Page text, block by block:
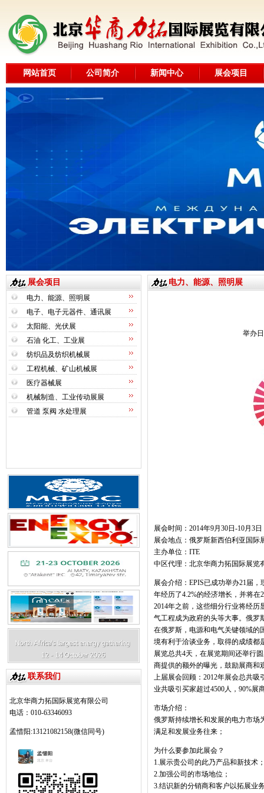
网站首页 公司简介 新闻中心 展会项目
展会项目
电力、能源、照明展
电子、电子元器件、通讯展
太阳能、光伏展
石油 化工、工业展
纺织品及纺织机械展
工程机械、矿山机械展
医疗器械展
机械制造、工业传动展展
管道 泵阀 水处理展
联系我们
北京华商力拓国际展览有限公司
电话：010-63346093
孟惜阳:13121082158(微信同号)
电力、能源、照明展
举办
展会时间： 2014年9月 30日 -10月 3日
展会地点： 俄罗斯新西伯利亚国际
主办单位： ITE
中区代理： 北京华商力拓国际展览
展会介绍： EPIS已成功举办21届，
年经历了4.2%的经济增长，并将在
2014年之前，这些细分行业将经历
气工程成为政府的头等大事。俄罗
在俄罗斯，电源和电气关键领域的
境有利于洽谈业务，取得的成绩都
展览总共4天，在展览期间还举行
商提供的额外的曝光，鼓励展商和
上届展会回顾： 2012年展会总共吸
业共吸引买家超过4500人， 90%展
市场介绍：
俄罗斯持续增长和发展的电力市场
满足和发展业务往来；
为什么要参加此展会 ？
1.展示贵公司的此乃产品和新技术
2.加强公司的市场地位；
3.结识新的分销商和客户以拓展业